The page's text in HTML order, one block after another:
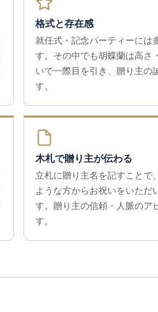
格式と存在感
就任式・記念パーティーには
す。その中でも胡蝶蘭は高さ
いで一際目を引き、贈り主の
す。
木札で贈り主が伝わる
立札に贈り主名を記すことで
ような方からお祝いをいただ
す。贈り主の信頼・人脈のア
す。